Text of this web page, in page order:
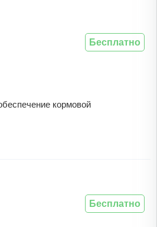
кормовой
Бесплатно
Бесплатно